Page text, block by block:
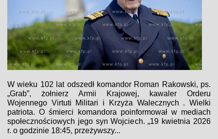
W wieku 102 lat odszedł komandor Roman Rakowski, ps.
„Grab”, żołnierz Armii Krajowej, kawaler Orderu
Wojennego Virtuti Militari i Krzyża Walecznych . Wielki
patriota. O śmierci komandora poinformował w mediach
społecznościowych jego syn Wojciech. „19 kwietnia 2026
r. o godzinie 18:45, przeżywszy...